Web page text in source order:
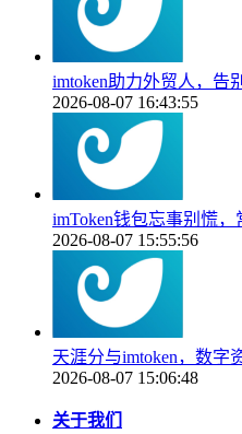
imtoken助力外贸人，告
2026-08-07 16:43:55
imToken钱包忘事别慌
2026-08-07 15:55:56
天涯分与imtoken，数字
2026-08-07 15:06:48
关于我们